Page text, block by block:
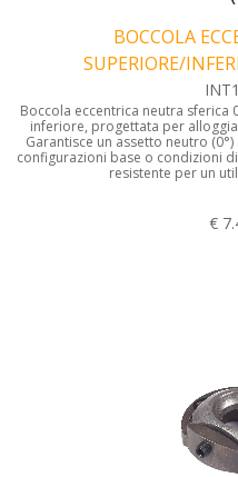
BOCCOLA
SUPERIORE/
Boccola eccentrica neutra
inferiore, progettata per
Garantisce un assetto neutro
configurazioni base o condizioni
resistente per un
€